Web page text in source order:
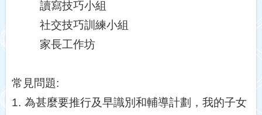
讀寫技巧小組
社交技巧訓練小組
家長工作坊
常見問題:
1. 為甚麼要推行及早識別和輔導計劃，我的子女